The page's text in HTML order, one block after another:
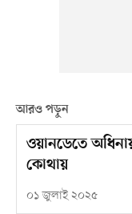
আরও পড়ুন
ওয়ানডেতে
কোথায়
০১ জুলাই ২০২৫